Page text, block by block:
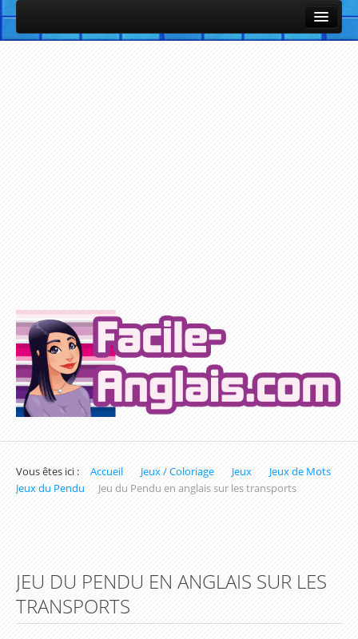
Exercices avec support Audio
Plus d'Exercices
Exercices sur la Date en Anglais
Exercices sur les Nombres en Anglais
Exercices pour apprendre l'heure en Anglais
Exercices de Conjugaison en Anglais
Les parcours d'apprentissage (Inscription
obligatoire)
Vous êtes ici : Accueil Jeux / Coloriage Jeux
Jeux de Mots
Jeux du Pendu
Jeu du Pendu en anglais sur les transports
JEU DU PENDU EN ANGLAIS SUR LES
TRANSPORTS